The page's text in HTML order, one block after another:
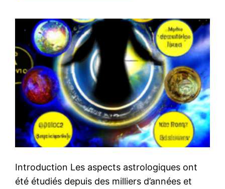
Introduction Les aspects astrologiques ont
été étudiés depuis des milliers d’années et